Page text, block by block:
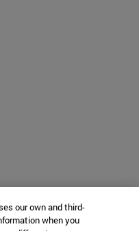
our own and third-
when you